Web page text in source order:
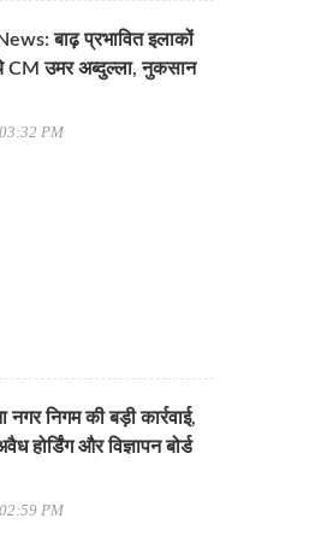
बाढ़ प्रभावित इलाकों
CM उमर अब्दुल्ला, नुकसान
PM
निगम की बड़ी कार्रवाई,
होर्डिंग और विज्ञापन बोर्ड
PM